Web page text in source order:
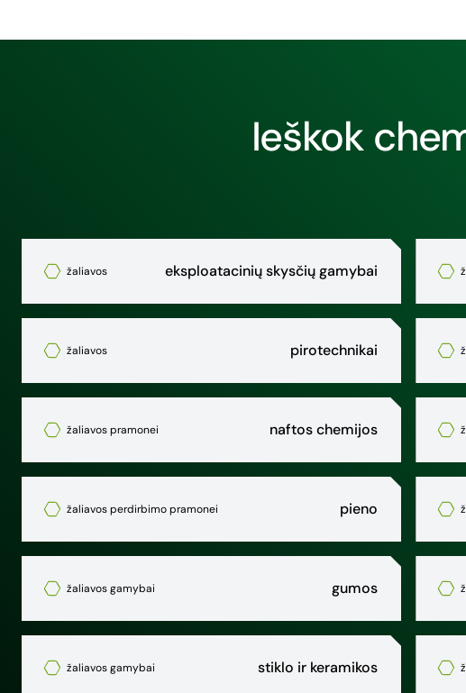
Ieškok
žaliavos eksploatacinių skysčių gamybai
žaliavos pirotechnikai
žaliavos pramonei naftos chemijos
žaliavos perdirbimo pramonei pieno
žaliavos gamybai gumos
žaliavos gamybai stiklo ir keramikos